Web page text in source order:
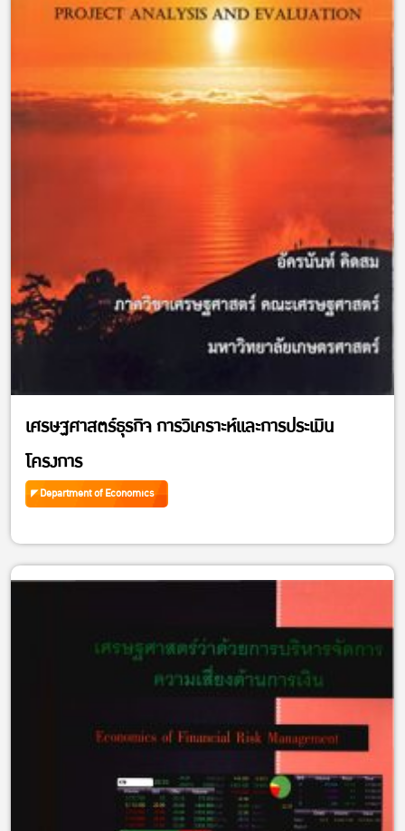
เศรษฐศาสตร์ธุรกิจ การวิเคราะห์และการประเมิน
โครงการ
Department of Economics